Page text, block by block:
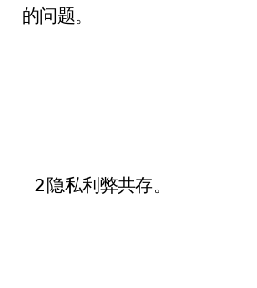
的问题。
2 隐私利弊共存。